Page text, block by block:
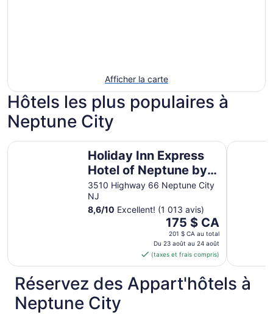
Afficher la carte
Hôtels les plus populaires à
Neptune City
Holiday Inn Express
Hotel of Neptune by
IHG
3510 Highway 66 Neptune City
NJ
8,6/10 Excellent! (1 013 avis)
Le
prix
est
de 175 $ CA
par
nuit
du 23
175 $ CA
201 $ CA au total
Du 23 août au 24 août
(taxes et frais compris)
Holiday Inn Express Hotel of Neptune by IHG
Réservez des Appart'hôtels à
Neptune City